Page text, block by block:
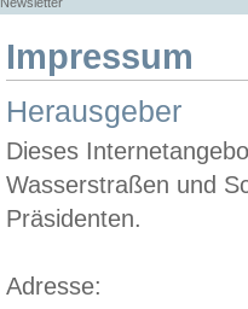
Impressum
Herausgeber
Dieses
Wasserstraßen und
Präsidenten.
Adresse: